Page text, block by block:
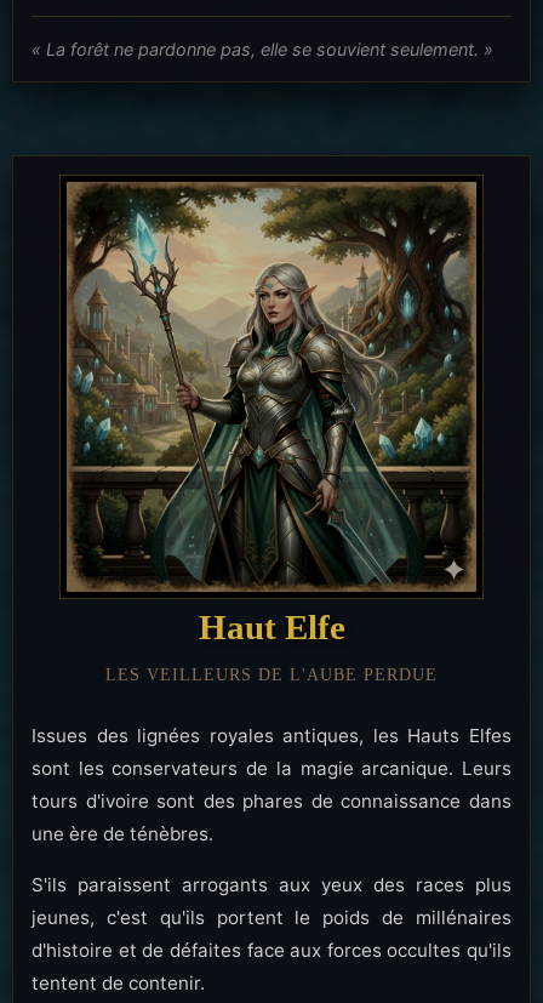
« La forêt ne pardonne pas, elle se souvient seulement. »
Haut Elfe
LES VEILLEURS DE L'AUBE PERDUE
Issues des lignées royales antiques, les Hauts Elfes
sont les conservateurs de la magie arcanique. Leurs
tours d'ivoire sont des phares de connaissance dans
une ère de ténèbres.
S'ils paraissent arrogants aux yeux des races plus
jeunes, c'est qu'ils portent le poids de millénaires
d'histoire et de défaites face aux forces occultes qu'ils
tentent de contenir.